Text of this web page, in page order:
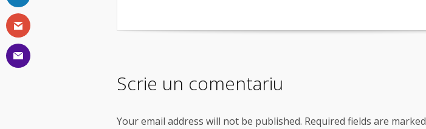
Scrie un comentariu
Your email address will not be published. Required fields are marked